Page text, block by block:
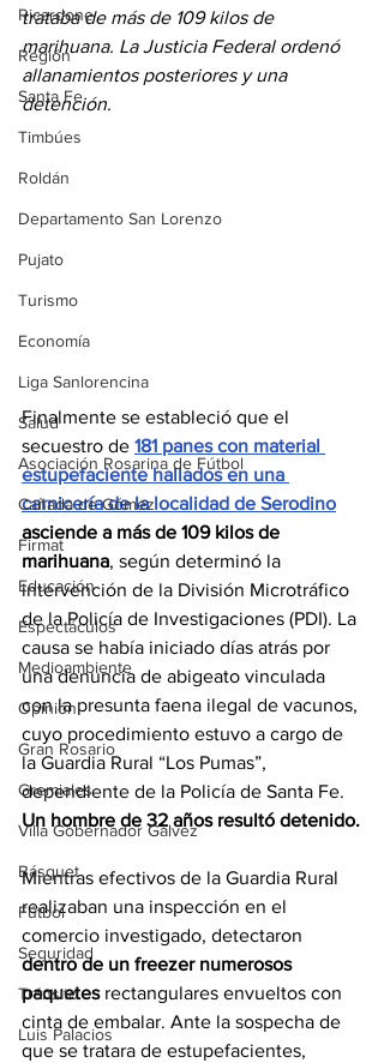
Ricardone
Región
Santa Fe
Timbúes
Roldán
Departamento San Lorenzo
Pujato
Turismo
Economía
Liga Sanlorencina
Salud
Asociación Rosarina de Fútbol
Cañada de Gómez
Firmat
Educación
Espectáculos
Medioambiente
Opinión
Gran Rosario
Gremiales
Villa Gobernador Gálvez
Básquet
Fútbol
Seguridad
Tránsito
Luis Palacios
trataba de más de 109 kilos de
marihuana. La Justicia Federal ordenó
allanamientos posteriores y una
detención.
Finalmente se estableció que el
secuestro de 181 panes con material
estupefaciente hallados en una
carnicería de la localidad de Serodino
asciende a más de 109 kilos de
marihuana, según determinó la
intervención de la División Microtráfico
de la Policía de Investigaciones (PDI). La
causa se había iniciado días atrás por
una denuncia de abigeato vinculada
con la presunta faena ilegal de vacunos,
cuyo procedimiento estuvo a cargo de
la Guardia Rural “Los Pumas”,
dependiente de la Policía de Santa Fe.
Un hombre de 32 años resultó detenido.
Mientras efectivos de la Guardia Rural
realizaban una inspección en el
comercio investigado, detectaron
dentro de un freezer numerosos
paquetes rectangulares envueltos con
cinta de embalar. Ante la sospecha de
que se tratara de estupefacientes,